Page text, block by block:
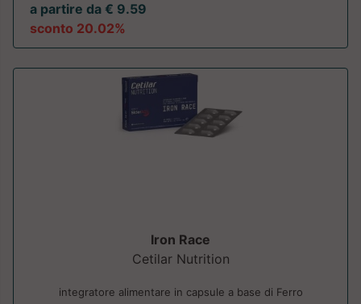
a partire da € 9.59
sconto 20.02%
Iron Race
Cetilar Nutrition
integratore alimentare in capsule a base di Ferro